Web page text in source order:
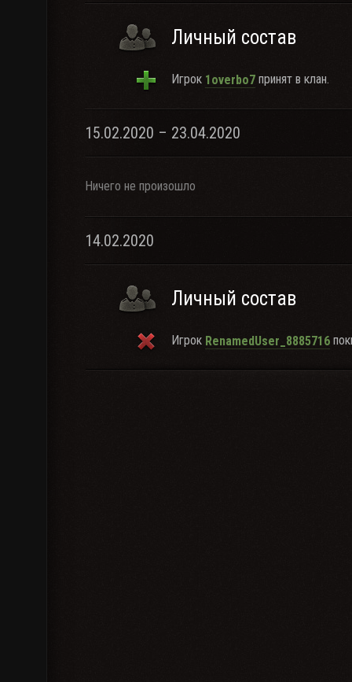
Личный состав
Игрок 1overbo7 принят в клан.
15.02.2020 – 23.04.2020
Ничего не произошло
14.02.2020
Личный состав
Игрок RenamedUser_8885716